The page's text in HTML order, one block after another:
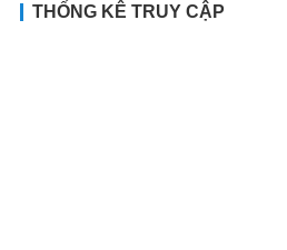
THỐNG KÊ TRUY CẬP